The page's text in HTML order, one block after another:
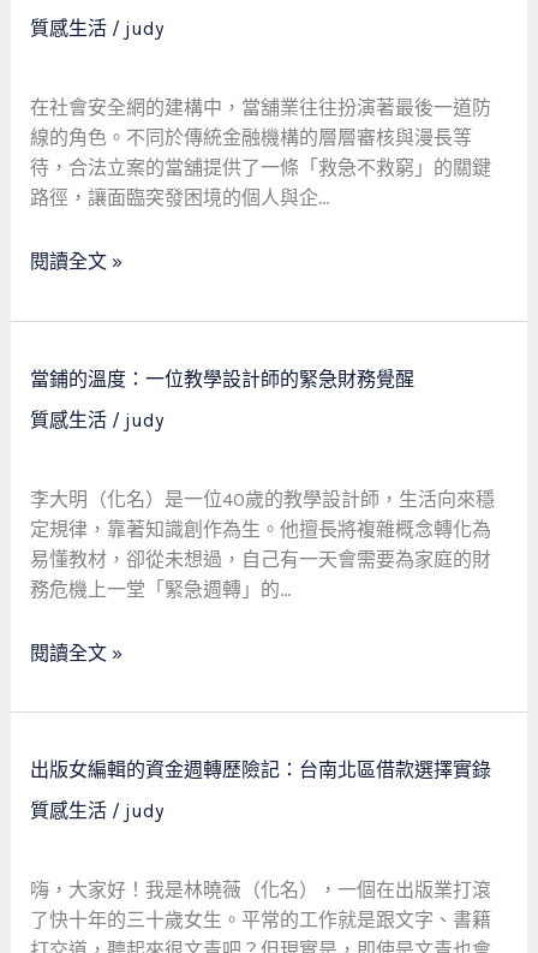
真
實
事
質感生活/ judy
在社會安全網的建構中，當舖業往往扮演著最後一道防
線的角色。不同於傳統金融機構的層層審核與漫長等
待，合法立案的當舖提供了一條「救急不救窮」的關鍵
路徑，讓面臨突發困境的個人與企…
重
場：
一
位
運
教
如
藉
由
合
典
當
融
資
啟
生
閱讀全文 »
當鋪的溫度：一位教學設計師的緊急財務覺醒
質感生活/ judy
李大明（化名）是一位40歲的教學設計師，生活向來穩
定規律，靠著知識創作為生。他擅長將複雜概念轉化為
易懂教材，卻從未想過，自己有一天會需要為家庭的財
務危機上一堂「緊急週轉」的…
當
鋪
的
度：
一
位
教
學
計
緊
急
財
覺
醒
閱讀全文 »
出版女編輯的資金週轉歷險記：台南北區借款選擇實錄
質感生活/ judy
嗨，大家好！我是林曉薇（化名），一個在出版業打滾
了快十年的三十歲女生。平常的工作就是跟文字、書籍
出
版
女
輯
的
資